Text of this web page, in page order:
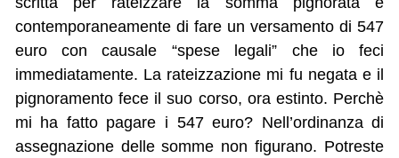
contemporaneamente di fare un versamento di 547
euro con causale “spese legali” che io feci
immediatamente. La rateizzazione mi fu negata e il
pignoramento fece il suo corso, ora estinto. Perchè
mi ha fatto pagare i 547 euro? Nell’ordinanza di
assegnazione delle somme non figurano. Potreste